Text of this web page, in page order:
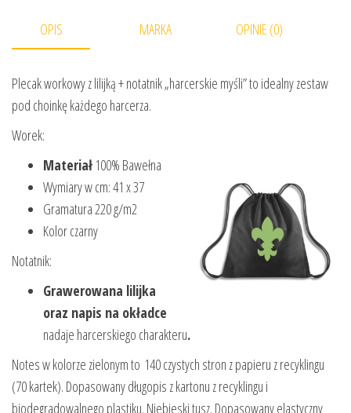
OPIS MARKA OPINIE (0)
Plecak workowy z lilijką + notatnik „harcerskie myśli” to idealny zestaw
pod choinkę każdego harcerza.
Worek:
Materiał 100% Bawełna
Wymiary w cm: 41 x 37
Gramatura 220 g/m2
Kolor czarny
Notatnik:
Grawerowana lilijka
oraz napis na okładce
nadaje harcerskiego charakteru.
Notes w kolorze zielonym to 140 czystych stron z papieru z recyklingu
(70 kartek). Dopasowany długopis z kartonu z recyklingu i
biodegradowalnego plastiku. Niebieski tusz. Dopasowany elastyczny